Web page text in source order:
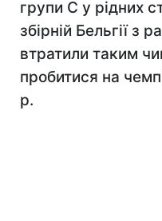
групи С у рідних
збірній Бельгії з
втратили таким
пробитися на
р.